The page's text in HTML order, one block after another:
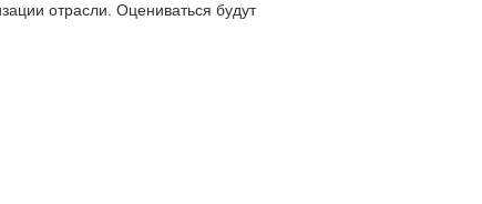
отрасли. Оцениваться будут